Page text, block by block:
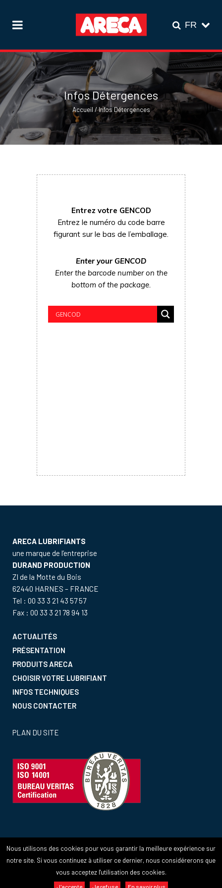
Infos Détergences
Accueil /Infos Détergences
ARECA LUBRIFIANTS
une marque de l’entreprise
DURAND PRODUCTION
ZI de la Motte du Bois
62440 HARNES – FRANCE
Tel : 00 33 3 21 43 57 57
Fax : 00 33 3 21 78 94 13
ACTUALITÉS
PRÉSENTATION
PRODUITS ARECA
CHOISIR VOTRE LUBRIFIANT
INFOS TECHNIQUES
NOUS CONTACTER
PLAN DU SITE
COPYRIGHT © 2022 ARECA LUBRIFIANTS -
LÉGALES
CONCEPTION & RÉALISATION
15-100-17.FR
Nous utilisons des cookies pour vous garantir la meilleure expérience sur
notre site. Si vous continuez à utiliser ce dernier, nous considérerons que
vous acceptez l'utilisation des cookies.
J'accepte Je refuse En savoir plus